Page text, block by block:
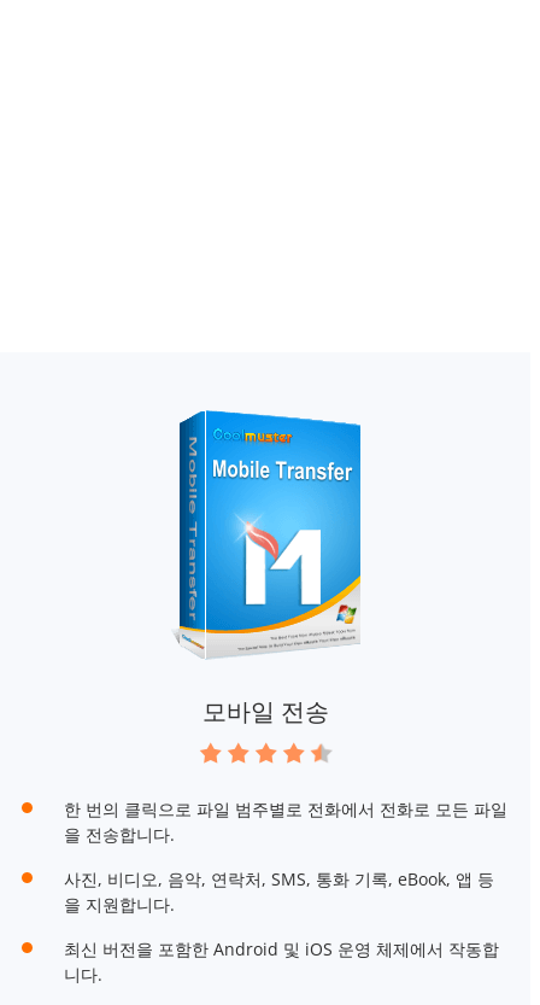
모바일 전송
한 번의 클릭으로 파일 범주별로 전화에서 전화로 모든 파일
을 전송합니다.
사진, 비디오, 음악, 연락처, SMS, 통화 기록, eBook, 앱 등
을 지원합니다.
최신 버전을 포함한 Android 및 iOS 운영 체제에서 작동합
니다.